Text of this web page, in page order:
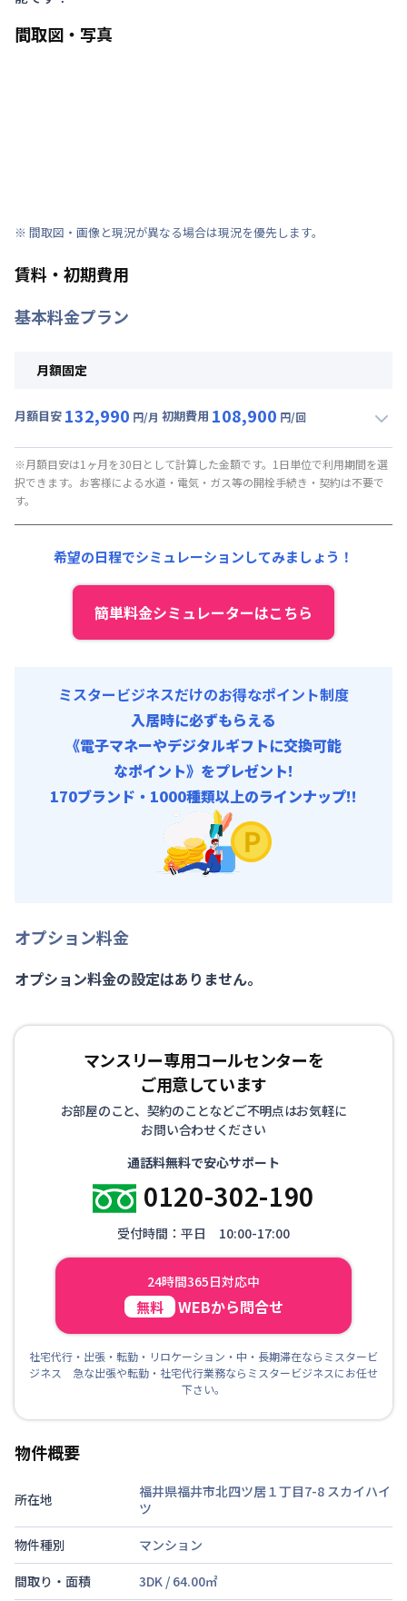
間取図・写真
※ 間取図・画像と現況が異なる場合は現況を優先します。
賃料・初期費用
基本料金プラン
月額固定
月額目安 132,990 円/月 初期費用 108,900 円/回
月額賃料目安(30日利用)
賃料 : 132,990円/月
光熱費他 :
初期費用
保証金 : 108,900円/回
※月額目安は1ヶ月を30日として計算した金額です。1日単位で利用期間を選
択できます。お客様による水道・電気・ガス等の開栓手続き・契約は不要で
す。
希望の日程でシミュレーションしてみましょう！
簡単料金シミュレーターはこちら
ミスタービジネスだけのお得なポイント制度
入居時に必ずもらえる
《電子マネーやデジタルギフトに交換可能
なポイント》をプレゼント!
170ブランド・1000種類以上のラインナップ!!
オプション料金
オプション料金の設定はありません。
マンスリー専用コールセンターを
ご用意しています
お部屋のこと、契約のことなどご不明点はお気軽に
お問い合わせください
通話料無料で安心サポート
0120-302-190
受付時間：平日 10:00-17:00
24時間365日対応中
無料 WEBから問合せ
社宅代行・出張・転勤・リロケーション・中・長期滞在ならミスタービ
ジネス 急な出張や転勤・社宅代行業務ならミスタービジネスにお任せ
下さい。
物件概要
所在地 福井県福井市北四ツ居１丁目7-8 スカイハイ
ツ
物件種別
マンション
間取り・面積
3DK / 64.00㎡